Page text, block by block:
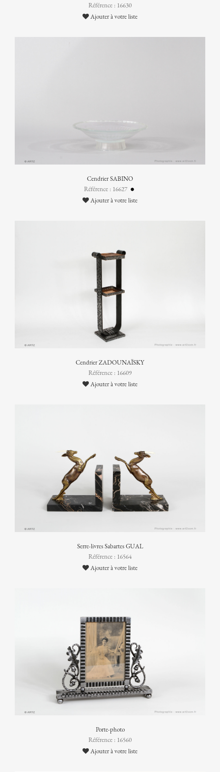
Référence : 16630
Ajouter à votre liste
Cendrier SABINO
Référence : 16627
Ajouter à votre liste
Cendrier ZADOUNAÏSKY
Référence : 16609
Ajouter à votre liste
Serre-livres Sabartes GUAL
Référence : 16564
Ajouter à votre liste
Porte-photo
Référence : 16560
Ajouter à votre liste